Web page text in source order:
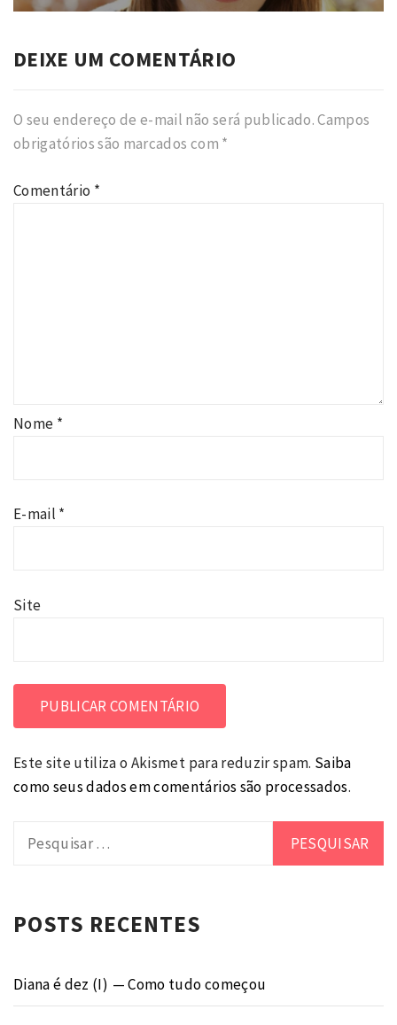
DEIXE UM COMENTÁRIO
O seu endereço de e-mail não será publicado.Campos
obrigatórios são marcados com *
Comentário *
Nome *
E-mail *
Site
Este site utiliza o Akismet para reduzir spam. Saiba
como seus dados em comentários são processados.
POSTS RECENTES
Diana é dez (I) — Como tudo começou